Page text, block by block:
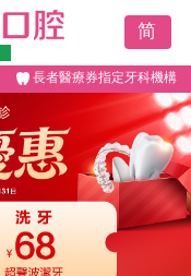
简
長者醫療券指定牙科機構